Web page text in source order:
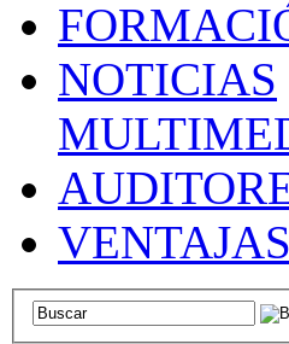
NOTICIAS